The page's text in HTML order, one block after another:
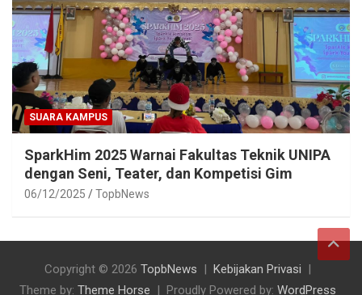
SUARA KAMPUS
SparkHim 2025 Warnai Fakultas Teknik UNIPA
dengan Seni, Teater, dan Kompetisi Gim
06/12/2025 TopbNews
Copyright © 2026 TopbNews
Kebijakan Privasi
Theme by: Theme Horse Proudly Powered by: WordPress